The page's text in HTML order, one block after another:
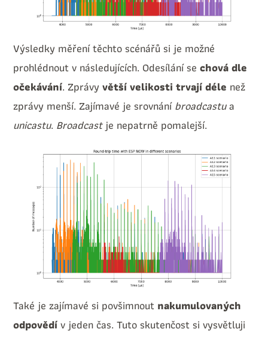
Výsledky měření těchto scénářů si je možné
prohlédnout v následujících. Odesílání sechová dle
očekávání. Zprávyvětší velikosti trvají déle než
zprávy menší. Zajímavé je srovnáníbroadcastua
unicastu. Broadcastje nepatrně pomalejší.
Také je zajímavé si povšimnout nakumulovaných
odpovědív jeden čas. Tuto skutenčost si vysvětluji